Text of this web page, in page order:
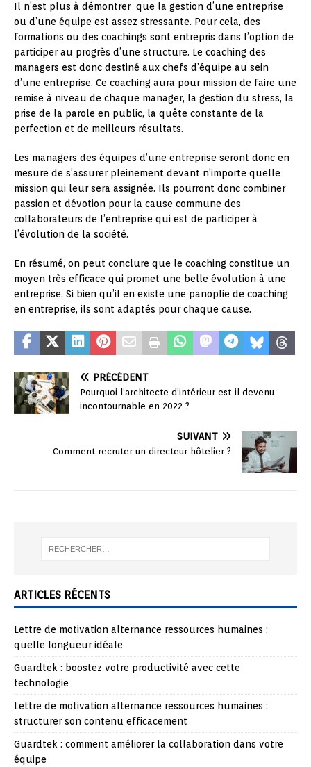
Il n’est plus à démontrer que la gestion d’une entreprise
ou d’une équipe est assez stressante. Pour cela, des
formations ou des coachings sont entrepris dans l’option de
participer au progrès d’une structure. Le coaching des
managers est donc destiné aux chefs d’équipe au sein
d’une entreprise. Ce coaching aura pour mission de faire une
remise à niveau de chaque manager, la gestion du stress, la
prise de la parole en public, la quête constante de la
perfection et de meilleurs résultats.
Les managers des équipes d’une entreprise seront donc en
mesure de s’assurer pleinement devant n’importe quelle
mission qui leur sera assignée. Ils pourront donc combiner
passion et dévotion pour la cause commune des
collaborateurs de l’entreprise qui est de participer à
l’évolution de la société.
En résumé, on peut conclure que le coaching constitue un
moyen très efficace qui promet une belle évolution à une
entreprise. Si bien qu’il en existe une panoplie de coaching
en entreprise, ils sont adaptés pour chaque cause.
PRÉCÉDENT
Pourquoi l’architecte d’intérieur est-il devenu
incontournable en 2022 ?
SUIVANT
Comment recruter un directeur hôtelier ?
ARTICLES RÉCENTS
Lettre de motivation alternance ressources humaines :
quelle longueur idéale
Guardtek : boostez votre productivité avec cette
technologie
Lettre de motivation alternance ressources humaines :
structurer son contenu efficacement
Guardtek : comment améliorer la collaboration dans votre
équipe